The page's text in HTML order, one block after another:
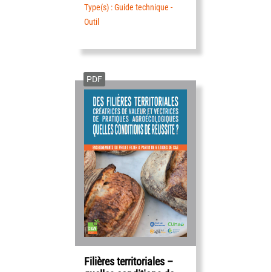
Type(s) : Guide technique -
Outil
PDF
Filières territoriales –